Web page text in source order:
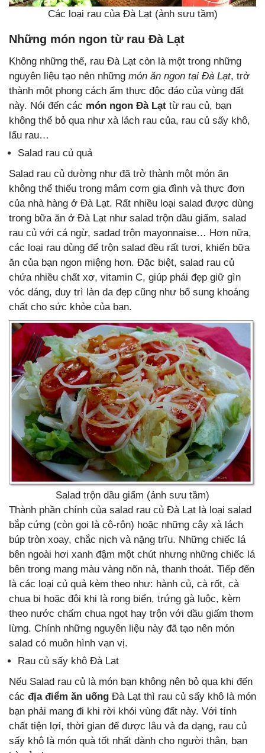
Các loại rau của Đà Lạt (ảnh sưu tầm)
Những món ngon từ rau Đà Lạt
Không những thế, rau Đà Lạt còn là một trong những
nguyên liệu tạo nên những món ăn ngon tại Đà Lạt, trở
thành một phong cách ẩm thực độc đáo của vùng đất
này. Nói đến các món ngon Đà Lạt từ rau củ, bạn
không thể bỏ qua như xà lách rau của, rau củ sấy khô,
lẩu rau…
Salad rau củ quả
Salad rau củ dường như đã trở thành một món ăn
không thể thiếu trong mâm cơm gia đình và thực đơn
của nhà hàng ở Đà Lạt. Rất nhiều loại salad được dùng
trong bữa ăn ở Đà Lạt như salad trộn dầu giấm, salad
rau củ với cá ngừ, sadad trộn mayonnaise… Hơn nữa,
các loại rau dùng để trộn salad đều rất tươi, khiến bữa
ăn của bạn ngon miệng hơn. Đặc biệt, salad rau củ
chứa nhiều chất xơ, vitamin C, giúp phái đẹp giữ gìn
vóc dáng, duy trì làn da đẹp cũng như bổ sung khoáng
chất cho sức khỏe của bạn.
Salad trộn dầu giấm (ảnh sưu tầm)
Thành phần chính của salad rau củ Đà Lạt là loại salad
bắp cứng (còn gọi là cô-rôn) hoặc những cây xà lách
búp tròn xoay, chắc nịch và nặng trĩu. Những chiếc lá
bên ngoài hơi xanh đậm một chút nhưng những chiếc lá
bên trong mang màu vàng nõn nà, thanh thoát. Tiếp đến
là các loại củ quả kèm theo như: hành củ, cà rốt, cà
chua bi hoặc đôi khi là rong biển, trứng gà luộc, kèm
theo nước chấm chua ngọt hay trộn với dầu giấm thơm
lừng. Chính những nguyên liệu này đã tạo nên món
salad có muôn hình vạn vị.
Rau củ sấy khô Đà Lạt
Nếu Salad rau củ là món bạn không nên bỏ qua khi đến
các địa điểm ăn uống Đà Lạt thì rau củ sấy khô là món
bạn phải mang đi khi rời khỏi vùng đất này. Với tính
chất tiện lợi, thời gian để được lâu và đa dạng, rau củ
sấy khô là món quà tốt nhất dành cho người thân, bạn